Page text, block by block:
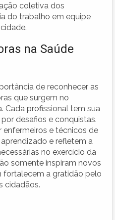
coletiva dos
do trabalho em equipe
na Saúde
de reconhecer as
que surgem no
Cada profissional tem sua
desafios e conquistas.
enfermeiros e técnicos de
e refletem a
no exercício da
somente inspiram novos
fortalecem a gratidão pelo
cidadãos.